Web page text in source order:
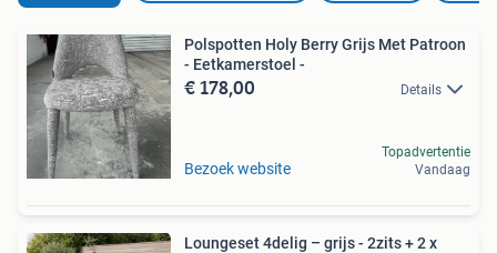
Polspotten Holy Berry Grijs Met Patroon
- Eetkamerstoel -
€ 178,00 Details
Bezoek website
Topadvertentie
Vandaag
Loungeset 4delig – grijs - 2zits + 2 x